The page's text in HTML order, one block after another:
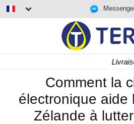
Livraison rapide
Comment la
électronique aide
Zélande à